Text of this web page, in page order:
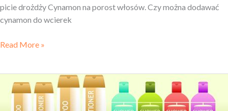
picie drożdży Cynamon na porost włosów. Czy można dodawać
cynamon do wcierek
Read More »
Pytania
o konkretne
produkty